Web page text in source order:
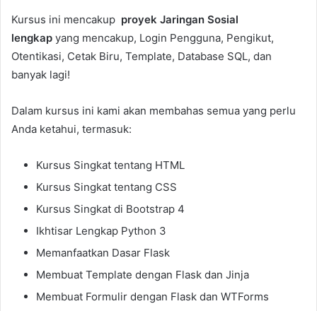
Kursus ini mencakup proyek Jaringan Sosial
lengkap yang mencakup, Login Pengguna, Pengikut,
Otentikasi, Cetak Biru, Template, Database SQL, dan
banyak lagi!
Dalam kursus ini kami akan membahas semua yang perlu
Anda ketahui, termasuk:
Kursus Singkat tentang HTML
Kursus Singkat tentang CSS
Kursus Singkat di Bootstrap 4
Ikhtisar Lengkap Python 3
Memanfaatkan Dasar Flask
Membuat Template dengan Flask dan Jinja
Membuat Formulir dengan Flask dan WTForms